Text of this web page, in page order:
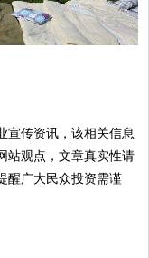
宣传资讯，该相关信息
站观点，文章真实性请
醒广大民众投资需谨